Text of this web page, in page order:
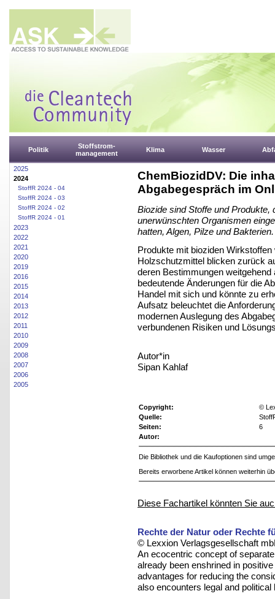
Politik
Stoffstrom-
management
Klima Wasser
2025
2024
StoffR 2024 - 04
StoffR 2024 - 03
StoffR 2024 - 02
StoffR 2024 - 01
2023
2022
2021
2020
2019
2016
2015
2014
2013
2012
2011
2010
2009
2008
2007
2006
2005
ChemBiozidDV: Die
Abgabegespräch im
Biozide sind Stoffe und
unerwünschten Organismen
hatten, Algen, Pilze und Bakterien.
Produkte mit bioziden
Holzschutzmittel blicken zurück
deren Bestimmungen
bedeutende Änderungen für die
Handel mit sich und könnte zu
Aufsatz beleuchtet die
modernen Auslegung des
verbundenen Risiken und
Autor*in
Sipan Kahlaf
Copyright:
©
Quelle:
Seiten:
6
Autor:
Die Bibliothek und die Kaufoptionen sind
Bereits erworbene Artikel können weiterhin
Diese Fachartikel könnten Sie
Rechte der Natur oder Rechte
© Lexxion Verlagsgesellschaft
An ecocentric concept of
already been enshrined in
advantages for reducing the
also encounters legal and political